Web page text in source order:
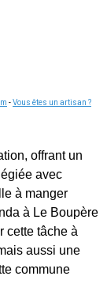
-Vous êtes un artisan ?
offrant un
avec
à manger
à Le Boupère
cette tâche à
aussi une
commune